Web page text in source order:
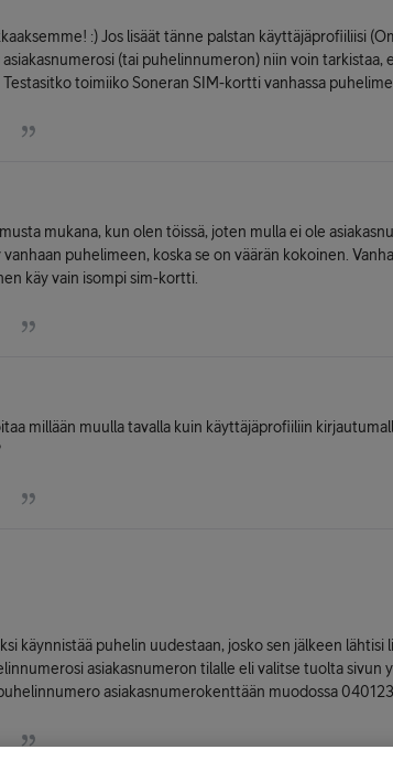
:) Jos lisäät tänne palstan käyttäjäprofiiliisi
(tai puhelinnumeron) niin voin tarkistaa,
Testasitko toimiiko Soneran SIM-kortti vanhassa
mukana, kun olen töissä, joten mulla ei ole
puhelimeen, koska se on väärän kokoinen.
käy vain isompi sim-kortti.
millään muulla tavalla kuin käyttäjäprofiiliin
käynnistää puhelin uudestaan, josko sen jälkeen
asiakasnumeron tilalle eli valitse tuolta sivun
asiakasnumerokenttään muodossa